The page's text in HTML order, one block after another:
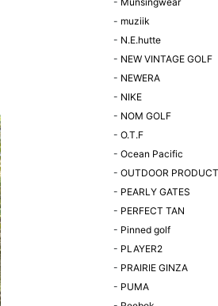
- muziik
- N.E.hutte
- NEW VINTAGE GOLF
- NEWERA
- NIKE
- NOM GOLF
- O.T.F
- Ocean Pacific
- OUTDOOR
- PEARLY GATES
- PERFECT TAN
- Pinned golf
- PLAYER2
- PRAIRIE GINZA
- PUMA